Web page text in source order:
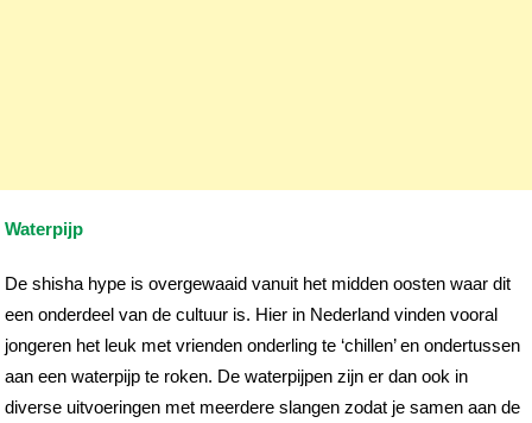
Waterpijp
De shisha hype is overgewaaid vanuit het midden oosten waar dit
een onderdeel van de cultuur is. Hier in Nederland vinden vooral
jongeren het leuk met vrienden onderling te ‘chillen’ en ondertussen
aan een waterpijp te roken. De waterpijpen zijn er dan ook in
diverse uitvoeringen met meerdere slangen zodat je samen aan de